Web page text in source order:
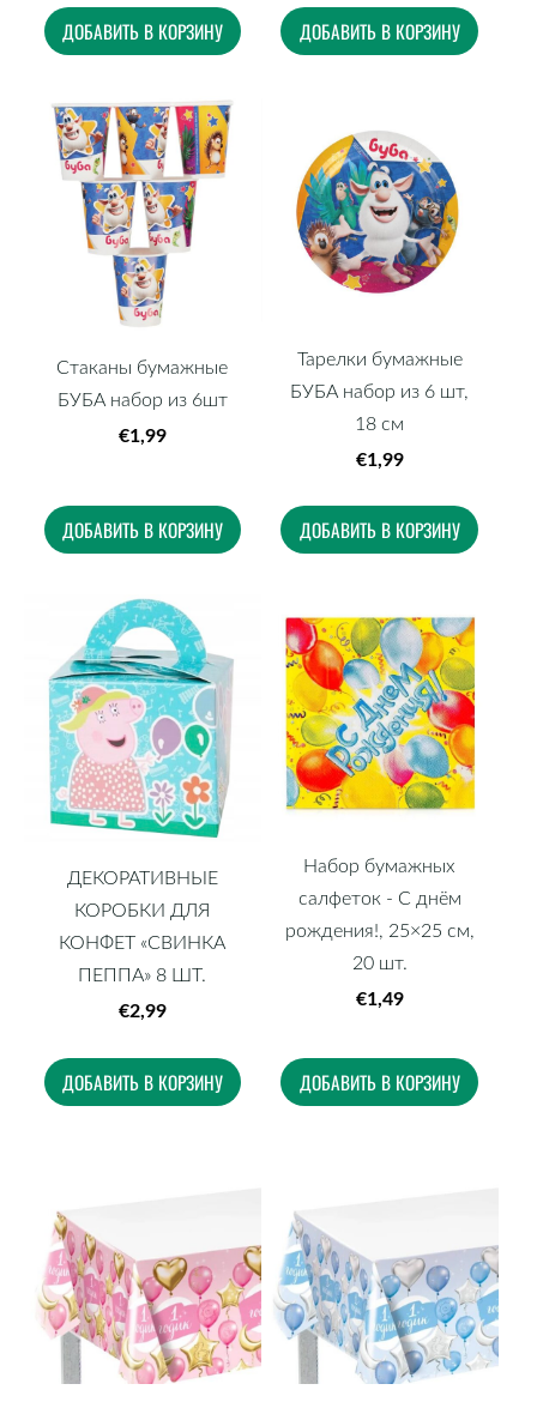
ДОБАВИТЬ В КОРЗИНУ ДОБАВИТЬ В КОРЗИНУ
Стаканы бумажные
БУБА набор из 6шт
€1,99
ДОБАВИТЬ В КОРЗИНУ
Тарелки бумажные
БУБА набор из 6 шт,
18 см
€1,99
ДОБАВИТЬ В КОРЗИНУ
ДЕКОРАТИВНЫЕ
КОРОБКИ ДЛЯ
КОНФЕТ «СВИНКА
ПЕППА» 8 ШТ.
€2,99
ДОБАВИТЬ В КОРЗИНУ
Набор бумажных
салфеток - С днём
рождения!, 25×25 см,
20 шт.
€1,49
ДОБАВИТЬ В КОРЗИНУ